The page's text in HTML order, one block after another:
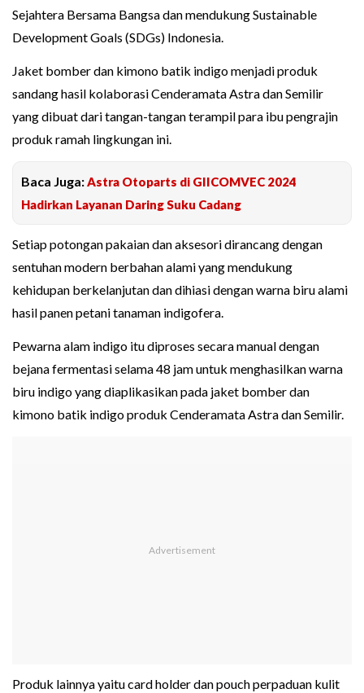
Sejahtera Bersama Bangsa dan mendukung Sustainable
Development Goals (SDGs) Indonesia.
Jaket bomber dan kimono batik indigo menjadi produk
sandang hasil kolaborasi Cenderamata Astra dan Semilir
yang dibuat dari tangan-tangan terampil para ibu pengrajin
produk ramah lingkungan ini.
Baca Juga: Astra Otoparts di GIICOMVEC 2024
Hadirkan Layanan Daring Suku Cadang
Setiap potongan pakaian dan aksesori dirancang dengan
sentuhan modern berbahan alami yang mendukung
kehidupan berkelanjutan dan dihiasi dengan warna biru alami
hasil panen petani tanaman indigofera.
Pewarna alam indigo itu diproses secara manual dengan
bejana fermentasi selama 48 jam untuk menghasilkan warna
biru indigo yang diaplikasikan pada jaket bomber dan
kimono batik indigo produk Cenderamata Astra dan Semilir.
Produk lainnya yaitu card holder dan pouch perpaduan kulit